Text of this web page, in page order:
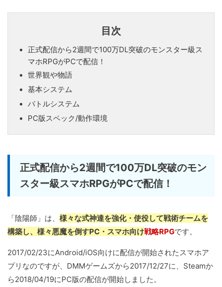
目次
正式配信から2週間で100万DL突破のモンスター級ス
マホRPGがPCで配信！
世界観や物語
基本システム
バトルシステム
PC版スペック/動作環境
正式配信から2週間で100万DL突破のモン
スター級スマホRPGがPCで配信！
「陰陽師」は、 様々な式神達を強化・使役して戦術チームを
構築し、様々悪魔を倒すPC・スマホ向け戦略RPGです。
2017/02/23にAndroid/iOS向けに配信が開始されたスマホア
プリなのですが、DMMゲームズから2017/12/27に、Steamか
ら2018/04/19にPC版の配信が開始しました。